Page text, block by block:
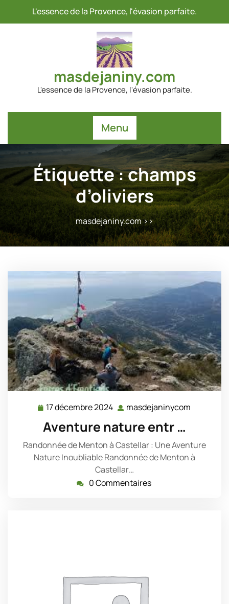
L'essence de la Provence, l'évasion parfaite.
masdejaniny.com
L'essence de la Provence, l'évasion parfaite.
Menu
Étiquette :champs
d’oliviers
masdejaniny.com>>
17 décembre 2024 17
décembre
2024
masdejaninycom
Aventure nature entr …
Randonnée de Menton à Castellar : Une Aventure
Nature Inoubliable Randonnée de Menton à
Castellar…
0 Commentaires